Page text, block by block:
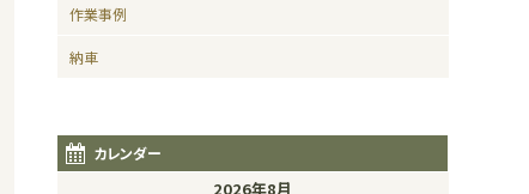
作業事例
納車
カレンダー
2026年8月